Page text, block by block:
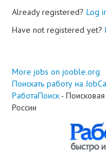
Already registered? Log
Have not registered yet?
More jobs on jooble.org
Поискать работу на
РаботаПоиск -
России